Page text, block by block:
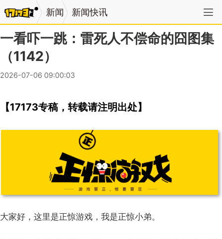
新闻 新闻快讯
一看吓一跳：雷死人不偿命的囧图集
（1142）
2026-07-06 09:00:03
【17173专稿，转载请注明出处】
大家好，这里是正惊游戏，我是正惊小弟。